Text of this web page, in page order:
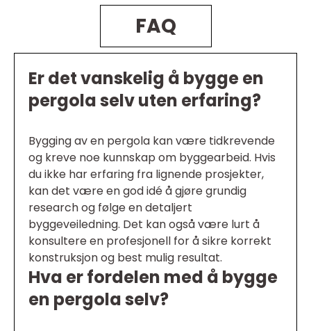
FAQ
Er det vanskelig å bygge en
pergola selv uten erfaring?
Bygging av en pergola kan være tidkrevende
og kreve noe kunnskap om byggearbeid. Hvis
du ikke har erfaring fra lignende prosjekter,
kan det være en god idé å gjøre grundig
research og følge en detaljert
byggeveiledning. Det kan også være lurt å
konsultere en profesjonell for å sikre korrekt
konstruksjon og best mulig resultat.
Hva er fordelen med å bygge
en pergola selv?